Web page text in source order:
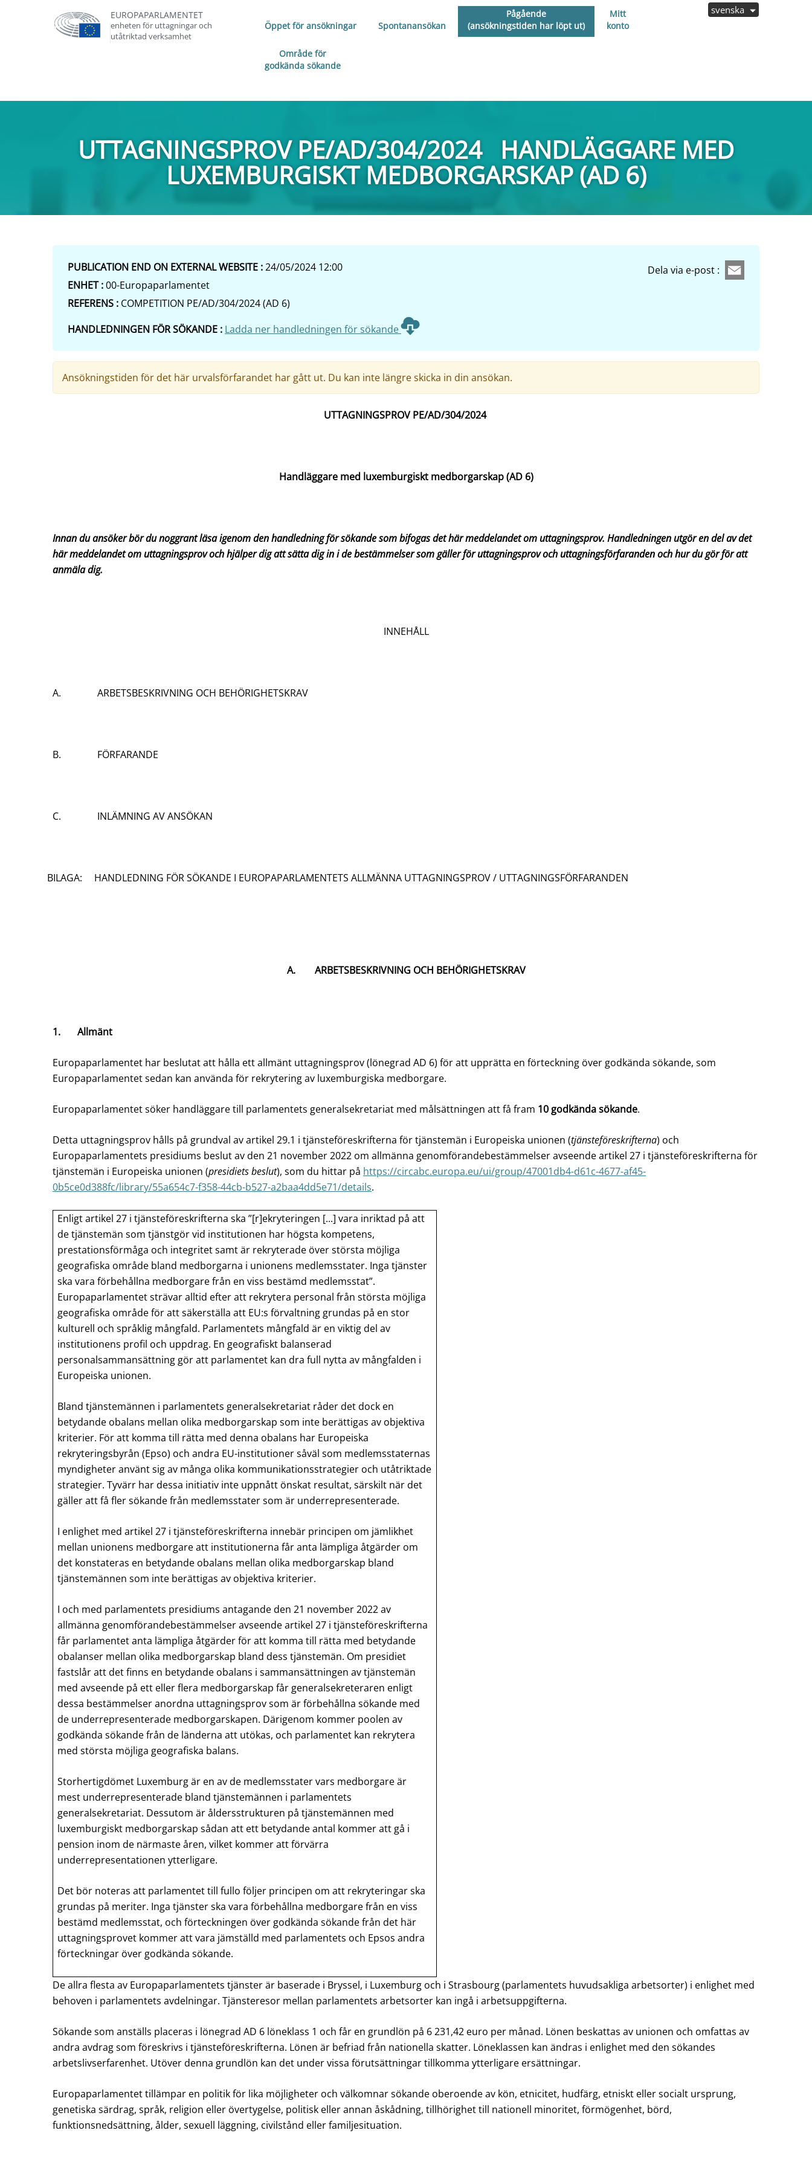
EUROPAPARLAMENTET
enheten för uttagningar och
utåtriktad verksamhet
Öppet för ansökningar Spontanansökan
Pågående
(ansökningstiden har löpt ut)
Mitt
konto
Område för
godkända sökande
svenska
UTTAGNINGSPROV PE/AD/304/2024 HANDLÄGGARE MED
LUXEMBURGISKT MEDBORGARSKAP (AD 6)
PUBLICATION END ON EXTERNAL WEBSITE :24/05/2024 12:00
ENHET :00-Europaparlamentet
REFERENS : COMPETITION PE/AD/304/2024 (AD 6)
HANDLEDNINGEN FÖR SÖKANDE : Ladda ner handledningen för sökande
Dela via e-post :
Ansökningstiden för det här urvalsförfarandet har gått ut. Du kan inte längre skicka in din ansökan.
UTTAGNINGSPROV PE/AD/304/2024
Handläggare med luxemburgiskt medborgarskap (AD 6)
Innan du ansöker bör du noggrant läsa igenom den handledning för sökande som bifogas det här meddelandet om uttagningsprov. Handledningen utgör en del av det
här meddelandet om uttagningsprov och hjälper dig att sätta dig in i de bestämmelser som gäller för uttagningsprov och uttagningsförfaranden och hur du gör för att
anmäla dig.
INNEHÅLL
A. ARBETSBESKRIVNING OCH BEHÖRIGHETSKRAV
B. FÖRFARANDE
C. INLÄMNING AV ANSÖKAN
BILAGA: HANDLEDNING FÖR SÖKANDE I EUROPAPARLAMENTETS ALLMÄNNA UTTAGNINGSPROV / UTTAGNINGSFÖRFARANDEN
A. ARBETSBESKRIVNING OCH BEHÖRIGHETSKRAV
1. Allmänt
Europaparlamentet har beslutat att hålla ett allmänt uttagningsprov (lönegrad AD 6) för att upprätta en förteckning över godkända sökande, som
Europaparlamentet sedan kan använda för rekrytering av luxemburgiska medborgare.
Europaparlamentet söker handläggare till parlamentets generalsekretariat med målsättningen att få fram 10 godkända sökande.
Detta uttagningsprov hålls på grundval av artikel 29.1 i tjänsteföreskrifterna för tjänstemän i Europeiska unionen (tjänsteföreskrifterna) och
Europaparlamentets presidiums beslut av den 21 november 2022 om allmänna genomförandebestämmelser avseende artikel 27 i tjänsteföreskrifterna för
tjänstemän i Europeiska unionen (presidiets beslut), som du hittar på https://circabc.europa.eu/ui/group/47001db4-d61c-4677-af45-
0b5ce0d388fc/library/55a654c7-f358-44cb-b527-a2baa4dd5e71/details.
Enligt artikel 27 i tjänsteföreskrifterna ska ”[r]ekryteringen [...] vara inriktad på att
de tjänstemän som tjänstgör vid institutionen har högsta kompetens,
prestationsförmåga och integritet samt är rekryterade över största möjliga
geografiska område bland medborgarna i unionens medlemsstater. Inga tjänster
ska vara förbehållna medborgare från en viss bestämd medlemsstat”.
Europaparlamentet strävar alltid efter att rekrytera personal från största möjliga
geografiska område för att säkerställa att EU:s förvaltning grundas på en stor
kulturell och språklig mångfald. Parlamentets mångfald är en viktig del av
institutionens profil och uppdrag. En geografiskt balanserad
personalsammansättning gör att parlamentet kan dra full nytta av mångfalden i
Europeiska unionen.
Bland tjänstemännen i parlamentets generalsekretariat råder det dock en
betydande obalans mellan olika medborgarskap som inte berättigas av objektiva
kriterier. För att komma till rätta med denna obalans har Europeiska
rekryteringsbyrån (Epso) och andra EU-institutioner såväl som medlemsstaternas
myndigheter använt sig av många olika kommunikationsstrategier och utåtriktade
strategier. Tyvärr har dessa initiativ inte uppnått önskat resultat, särskilt när det
gäller att få fler sökande från medlemsstater som är underrepresenterade.
I enlighet med artikel 27 i tjänsteföreskrifterna innebär principen om jämlikhet
mellan unionens medborgare att institutionerna får anta lämpliga åtgärder om
det konstateras en betydande obalans mellan olika medborgarskap bland
tjänstemännen som inte berättigas av objektiva kriterier.
I och med parlamentets presidiums antagande den 21 november 2022 av
allmänna genomförandebestämmelser avseende artikel 27 i tjänsteföreskrifterna
får parlamentet anta lämpliga åtgärder för att komma till rätta med betydande
obalanser mellan olika medborgarskap bland dess tjänstemän. Om presidiet
fastslår att det finns en betydande obalans i sammansättningen av tjänstemän
med avseende på ett eller flera medborgarskap får generalsekreteraren enligt
dessa bestämmelser anordna uttagningsprov som är förbehållna sökande med
de underrepresenterade medborgarskapen. Därigenom kommer poolen av
godkända sökande från de länderna att utökas, och parlamentet kan rekrytera
med största möjliga geografiska balans.
Storhertigdömet Luxemburg är en av de medlemsstater vars medborgare är
mest underrepresenterade bland tjänstemännen i parlamentets
generalsekretariat. Dessutom är åldersstrukturen på tjänstemännen med
luxemburgiskt medborgarskap sådan att ett betydande antal kommer att gå i
pension inom de närmaste åren, vilket kommer att förvärra
underrepresentationen ytterligare.
Det bör noteras att parlamentet till fullo följer principen om att rekryteringar ska
grundas på meriter. Inga tjänster ska vara förbehållna medborgare från en viss
bestämd medlemsstat, och förteckningen över godkända sökande från det här
uttagningsprovet kommer att vara jämställd med parlamentets och Epsos andra
förteckningar över godkända sökande.
De allra flesta av Europaparlamentets tjänster är baserade i Bryssel, i Luxemburg och i Strasbourg (parlamentets huvudsakliga arbetsorter) i enlighet med
behoven i parlamentets avdelningar. Tjänsteresor mellan parlamentets arbetsorter kan ingå i arbetsuppgifterna.
Sökande som anställs placeras i lönegrad AD 6 löneklass 1 och får en grundlön på 6 231,42 euro per månad. Lönen beskattas av unionen och omfattas av
andra avdrag som föreskrivs i tjänsteföreskrifterna. Lönen är befriad från nationella skatter. Löneklassen kan ändras i enlighet med den sökandes
arbetslivserfarenhet. Utöver denna grundlön kan det under vissa förutsättningar tillkomma ytterligare ersättningar.
Europaparlamentet tillämpar en politik för lika möjligheter och välkomnar sökande oberoende av kön, etnicitet, hudfärg, etniskt eller socialt ursprung,
genetiska särdrag, språk, religion eller övertygelse, politisk eller annan åskådning, tillhörighet till nationell minoritet, förmögenhet, börd,
funktionsnedsättning, ålder, sexuell läggning, civilstånd eller familjesituation.